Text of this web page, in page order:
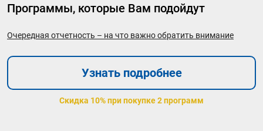
Программы, которые Вам подойдут
Очередная отчетность – на что важно обратить внимание
Узнать подробнее
Скидка 10% при покупке 2 программ